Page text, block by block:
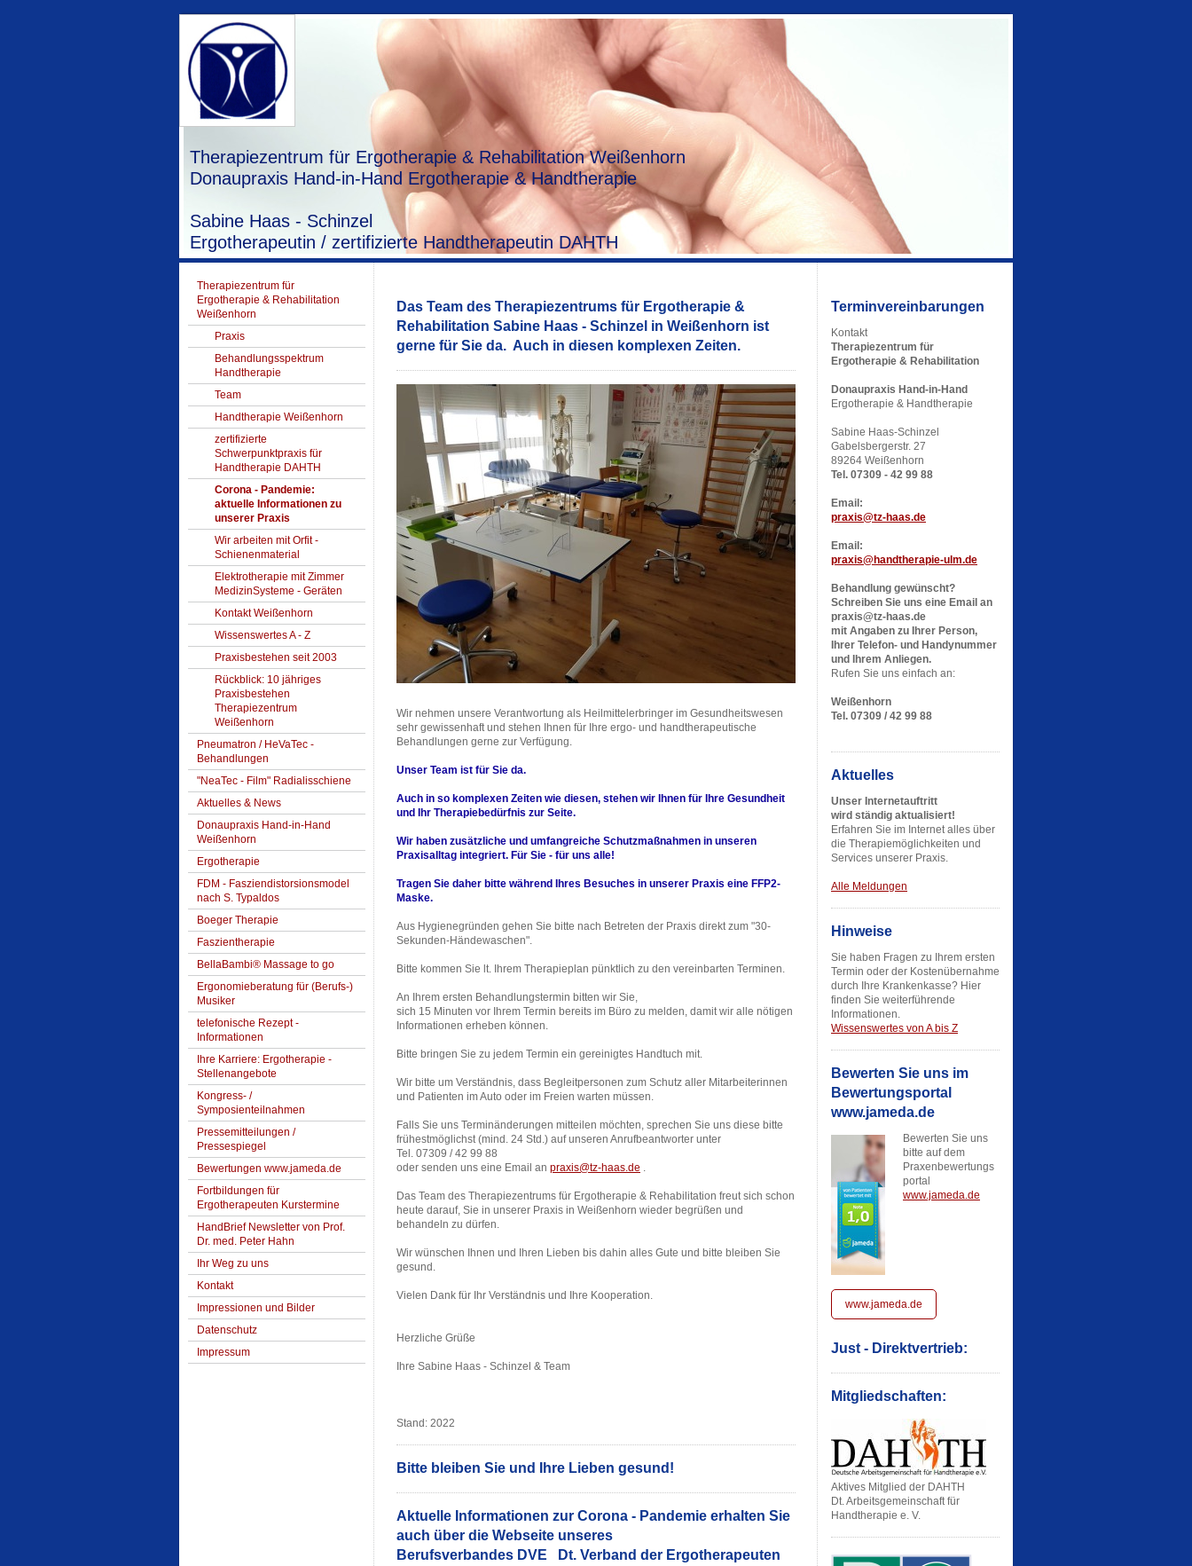
Therapiezentrum für Ergotherapie & Rehabilitation Weißenhorn
Donaupraxis Hand-in-Hand Ergotherapie & Handtherapie
Sabine Haas - Schinzel
Ergotherapeutin / zertifizierte Handtherapeutin DAHTH
Therapiezentrum für
Ergotherapie & Rehabilitation
Weißenhorn
Praxis
Behandlungsspektrum
Handtherapie
Team
Handtherapie Weißenhorn
zertifizierte
Schwerpunktpraxis für
Handtherapie DAHTH
Corona - Pandemie:
aktuelle Informationen zu
unserer Praxis
Wir arbeiten mit Orfit -
Schienenmaterial
Elektrotherapie mit Zimmer
MedizinSysteme - Geräten
Kontakt Weißenhorn
Wissenswertes A - Z
Praxisbestehen seit 2003
Rückblick: 10 jähriges
Praxisbestehen
Therapiezentrum
Weißenhorn
Pneumatron / HeVaTec -
Behandlungen
"NeaTec - Film" Radialisschiene
Aktuelles & News
Donaupraxis Hand-in-Hand
Weißenhorn
Ergotherapie
FDM - Fasziendistorsionsmodel
nach S. Typaldos
Boeger Therapie
Faszientherapie
BellaBambi® Massage to go
Ergonomieberatung für (Berufs-)
Musiker
telefonische Rezept -
Informationen
Ihre Karriere: Ergotherapie -
Stellenangebote
Kongress- /
Symposienteilnahmen
Pressemitteilungen /
Pressespiegel
Bewertungen www.jameda.de
Fortbildungen für
Ergotherapeuten Kurstermine
HandBrief Newsletter von Prof.
Dr. med. Peter Hahn
Ihr Weg zu uns
Kontakt
Impressionen und Bilder
Datenschutz
Impressum
Das Team des Therapiezentrums für Ergotherapie &
Rehabilitation Sabine Haas - Schinzel in Weißenhorn ist
gerne für Sie da. Auch in diesen komplexen Zeiten.
Wir nehmen unsere Verantwortung als Heilmittelerbringer im Gesundheitswesen
sehr gewissenhaft und stehen Ihnen für Ihre ergo- und handtherapeutische
Behandlungen gerne zur Verfügung.
Unser Team ist für Sie da.
Auch in so komplexen Zeiten wie diesen, stehen wir Ihnen für Ihre Gesundheit
und Ihr Therapiebedürfnis zur Seite.
Wir haben zusätzliche und umfangreiche Schutzmaßnahmen in unseren
Praxisalltag integriert. Für Sie - für uns alle!
Tragen Sie daher bitte während Ihres Besuches in unserer Praxis eine FFP2-
Maske.
Aus Hygienegründen gehen Sie bitte nach Betreten der Praxis direkt zum "30-
Sekunden-Händewaschen".
Bitte kommen Sie lt. Ihrem Therapieplan pünktlich zu den vereinbarten Terminen.
An Ihrem ersten Behandlungstermin bitten wir Sie,
sich 15 Minuten vor Ihrem Termin bereits im Büro zu melden, damit wir alle nötigen
Informationen erheben können.
Bitte bringen Sie zu jedem Termin ein gereinigtes Handtuch mit.
Wir bitte um Verständnis, dass Begleitpersonen zum Schutz aller Mitarbeiterinnen
und Patienten im Auto oder im Freien warten müssen.
Falls Sie uns Terminänderungen mitteilen möchten, sprechen Sie uns diese bitte
frühestmöglichst (mind. 24 Std.) auf unseren Anrufbeantworter unter
Tel. 07309 / 42 99 88
oder senden uns eine Email an praxis@tz-haas.de .
Das Team des Therapiezentrums für Ergotherapie & Rehabilitation freut sich schon
heute darauf, Sie in unserer Praxis in Weißenhorn wieder begrüßen und
behandeln zu dürfen.
Wir wünschen Ihnen und Ihren Lieben bis dahin alles Gute und bitte bleiben Sie
gesund.
Vielen Dank für Ihr Verständnis und Ihre Kooperation.
Herzliche Grüße
Ihre Sabine Haas - Schinzel & Team
Stand: 2022
Bitte bleiben Sie und Ihre Lieben gesund!
Aktuelle Informationen zur Corona - Pandemie erhalten Sie
auch über die Webseite unseres
Berufsverbandes DVE Dt. Verband der Ergotherapeuten
Terminvereinbarungen
Kontakt
Therapiezentrum für
Ergotherapie & Rehabilitation
Donaupraxis Hand-in-Hand
Ergotherapie & Handtherapie
Sabine Haas-Schinzel
Gabelsbergerstr. 27
89264 Weißenhorn
Tel. 07309 - 42 99 88
Email:
praxis@tz-haas.de
Email:
praxis@handtherapie-ulm.de
Behandlung gewünscht?
Schreiben Sie uns eine Email an
praxis@tz-haas.de
mit Angaben zu Ihrer Person,
Ihrer Telefon- und Handynummer
und Ihrem Anliegen.
Rufen Sie uns einfach an:
Weißenhorn
Tel. 07309 / 42 99 88
Aktuelles
Unser Internetauftritt
wird ständig aktualisiert!
Erfahren Sie im Internet alles über
die Therapiemöglichkeiten und
Services unserer Praxis.
Alle Meldungen
Hinweise
Sie haben Fragen zu Ihrem ersten
Termin oder der Kostenübernahme
durch Ihre Krankenkasse? Hier
finden Sie weiterführende
Informationen.
Wissenswertes von A bis Z
Bewerten Sie uns im
Bewertungsportal
www.jameda.de
Bewerten Sie uns
bitte auf dem
Praxenbewertungs
portal
www.jameda.de
www.jameda.de
Just - Direktvertrieb:
Mitgliedschaften:
Aktives Mitglied der DAHTH
Dt. Arbeitsgemeinschaft für
Handtherapie e. V.